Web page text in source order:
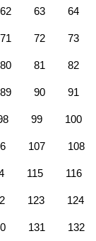
62 63 64
71 72 73
80 81 82
89 90 91
99 100
107 108
115 116
123 124
131 132